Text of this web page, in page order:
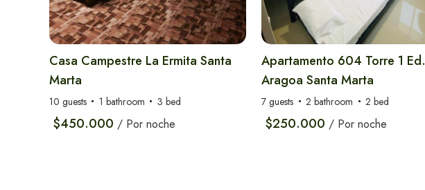
Alquiler de Carros
en Santa Marta
Casa Campestre La Ermita Santa
Marta
10 guests 1 bathroom 3 bed
$450.000 / Por noche
Apartamento 604 Torre 1 Ed.
Aragoa Santa Marta
7 guests 2 bathroom 2 bed
$250.000 / Por noche